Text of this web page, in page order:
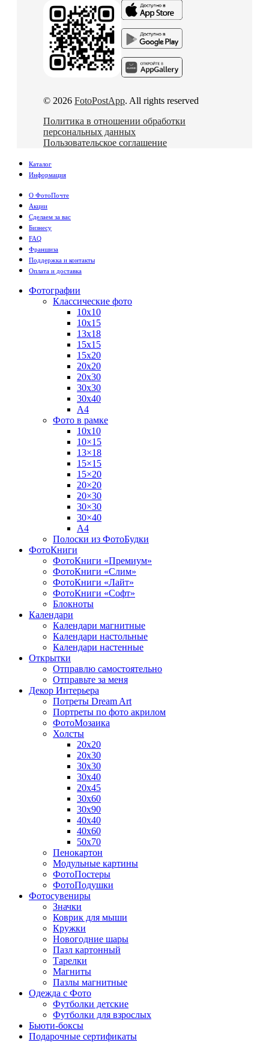
© 2026 FotoPostApp. All rights reserved
Политика в отношении обработки
персональных данных
Пользовательское соглашение
Каталог
Информация
О ФотоПочте
Акции
Сделаем за вас
Бизнесу
FAQ
Франшиза
Поддержка и контакты
Оплата и доставка
Фотографии
Классические фото
10х10
10х15
13х18
15х15
15х20
20х20
20х30
30х30
30х40
А4
Фото в рамке
10х10
10×15
13×18
15×15
15×20
20×20
20×30
30×30
30×40
A4
Полоски из ФотоБудки
ФотоКниги
ФотоКниги «Премиум»
ФотоКниги «Слим»
ФотоКниги «Лайт»
ФотоКниги «Софт»
Блокноты
Календари
Календари магнитные
Календари настольные
Календари настенные
Открытки
Отправлю самостоятельно
Отправьте за меня
Декор Интерьера
Потреты Dream Art
Портреты по фото акрилом
ФотоМозаика
Холсты
20х20
20х30
30х30
30х40
20х45
30х60
30х90
40х40
40х60
50х70
Пенокартон
Модульные картины
ФотоПостеры
ФотоПодушки
Фотоcувениры
Значки
Коврик для мыши
Кружки
Новогодние шары
Пазл картонный
Тарелки
Магниты
Пазлы магнитные
Одежда с Фото
Футболки детские
Футболки для взрослых
Бьюти-боксы
Подарочные сертификаты